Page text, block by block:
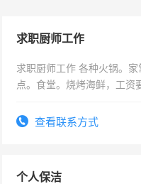
求职厨师工作
求职厨师工作 各种火锅。家
点。食堂。烧烤海鲜，工资
查看联系方式
个人保洁